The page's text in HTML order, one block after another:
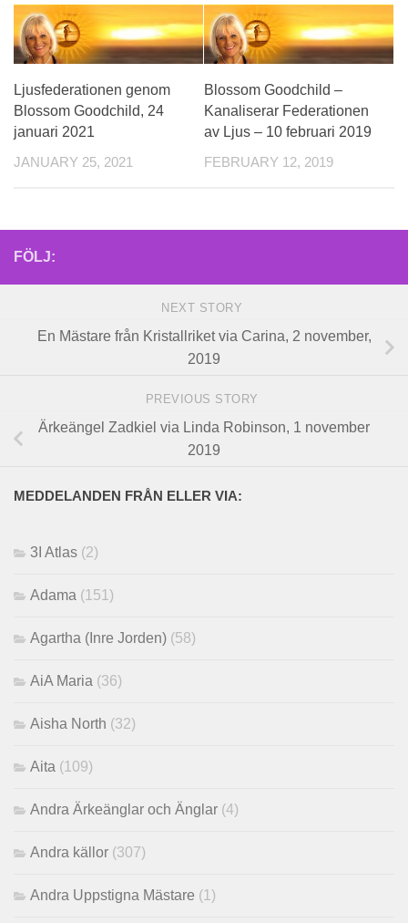
Ljusfederationen genom
Blossom Goodchild, 24
januari 2021
JANUARY 25, 2021
Blossom Goodchild –
Kanaliserar Federationen
av Ljus – 10 februari 2019
FEBRUARY 12, 2019
FÖLJ:
NEXT STORY
En Mästare från Kristallriket via Carina, 2 november,
2019
PREVIOUS STORY
Ärkeängel Zadkiel via Linda Robinson, 1 november
2019
MEDDELANDEN FRÅN ELLER VIA:
3I Atlas (2)
Adama (151)
Agartha (Inre Jorden) (58)
AiA Maria (36)
Aisha North (32)
Aita (109)
Andra Ärkeänglar och Änglar (4)
Andra källor (307)
Andra Uppstigna Mästare (1)